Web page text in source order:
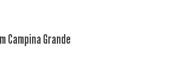
Campina Grande